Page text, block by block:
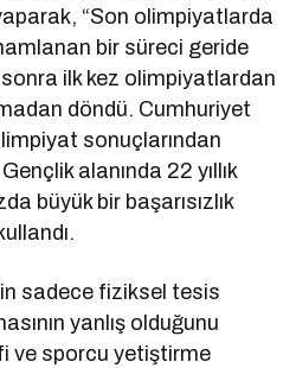
“Son olimpiyatlarda
bir süreci geride
sonra ilk kez olimpiyatlardan
döndü. Cumhuriyet
sonuçlarından
alanında 22 yıllık
büyük bir başarısızlık
sadece fiziksel tesis
yanlış olduğunu
ve sporcu yetiştirme